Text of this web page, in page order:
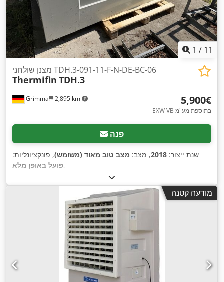
1 / 11
Grimma 2,895 km
מצנן שולחני TDH.3-091-11-F-N-DE-BC-06
Thermifin TDH.3
‏5,900 ‏€
EXW VB בתוספת מע"מ
פנה
שנת ייצור: 2018, מצב: מצב טוב מאוד (משומש), פונקציונליות:
פועל באופן מלא,
מודעה קטנה